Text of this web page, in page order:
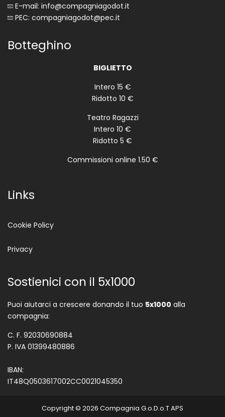
E-mail: info@compagniagodot.it
PEC: compagniagodot@pec.it
Botteghino
BIGLIETTO
Intero 15 €
Ridotto 10 €
Teatro Ragazzi
Intero 10 €
Ridotto 5 €
Commissioni online 1.50 €
Links
Cookie Policy
Privacy
Sostienici con il 5x1000
Puoi aiutarci a crescere donando il tuo 5x1000 alla
compagnia:
C. F. 92030690884
P. IVA 01399480886
IBAN:
IT48Q0503617002CC0021045350
Copyright © 2026 Compagnia G.o.D.o.T APS